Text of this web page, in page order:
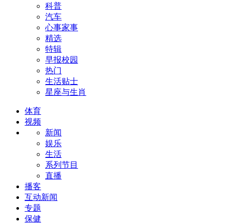
科普
汽车
心事家事
精选
特辑
早报校园
热门
生活贴士
星座与生肖
体育
视频
新闻
娱乐
生活
系列节目
直播
播客
互动新闻
专题
保健